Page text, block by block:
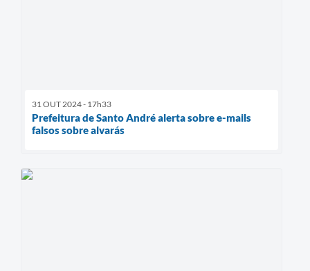
31 OUT 2024 - 17h33
Prefeitura de Santo André alerta sobre e-mails
falsos sobre alvarás